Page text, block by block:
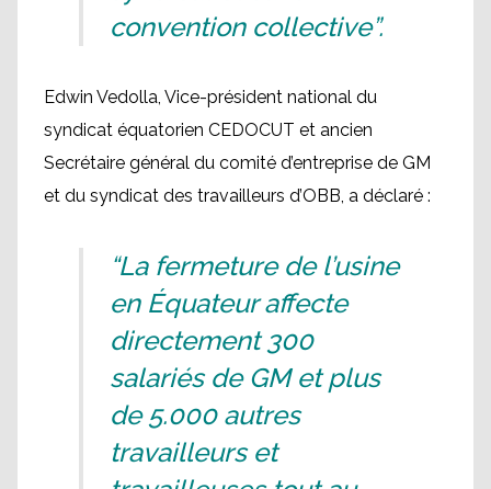
convention collective”.
Edwin Vedolla, Vice-président national du
syndicat équatorien CEDOCUT et ancien
Secrétaire général du comité d’entreprise de GM
et du syndicat des travailleurs d’OBB, a déclaré :
“La fermeture de l’usine
en Équateur affecte
directement 300
salariés de GM et plus
de 5.000 autres
travailleurs et